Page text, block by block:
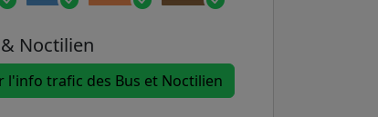
Noctilien
l'info trafic des Bus et Noctilien